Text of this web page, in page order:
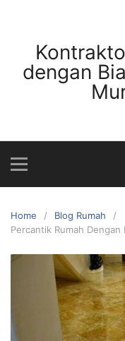
content
dengan
Home
Blog Rumah
Percantik Rumah Dengan